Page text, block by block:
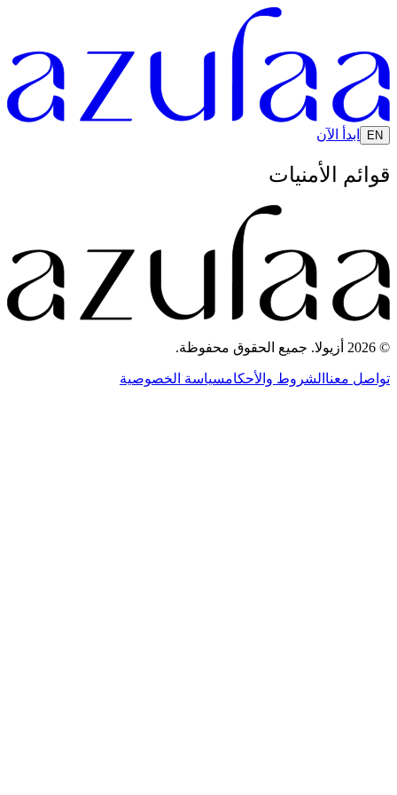
EN ابدأ الآن
قوائم الأمنيات
© 2026 أزيولا. جميع الحقوق محفوظة.
تواصل معنا الشروط والأحكامسياسة الخصوصية